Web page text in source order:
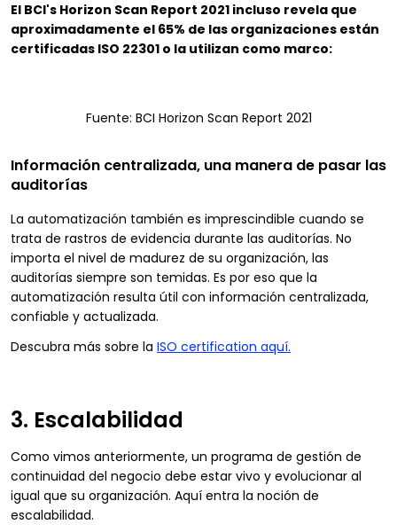
El BCI's Horizon Scan Report 2021 incluso revela que
aproximadamente el 65% de las organizaciones están
certificadas ISO 22301 o la utilizan como marco:
Fuente: BCI Horizon Scan Report 2021
Información centralizada, una manera de pasar las
auditorías
La automatización también es imprescindible cuando se
trata de rastros de evidencia durante las auditorías. No
importa el nivel de madurez de su organización, las
auditorías siempre son temidas. Es por eso que la
automatización resulta útil con información centralizada,
confiable y actualizada.
Descubra más sobre la ISO certification aquí.
3. Escalabilidad
Como vimos anteriormente, un programa de gestión de
continuidad del negocio debe estar vivo y evolucionar al
igual que su organización. Aquí entra la noción de
escalabilidad.